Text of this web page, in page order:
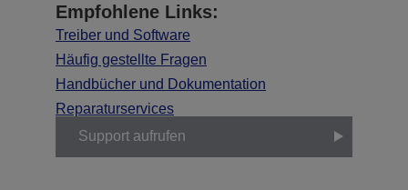
Empfohlene Links:
Treiber und Software
Häufig gestellte Fragen
Handbücher und Dokumentation
Reparaturservices
Support aufrufen